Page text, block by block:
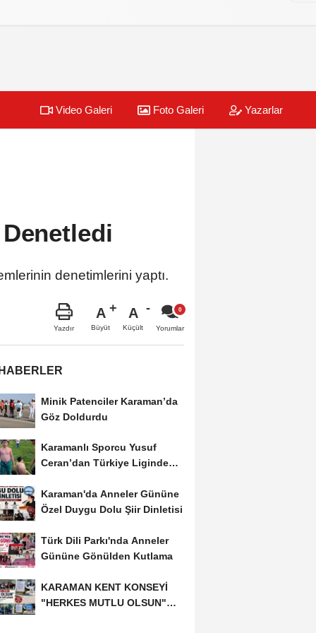
Video Galeri Foto Galeri Yazarlar
denetimlerini yaptı.
Yazdır
A
Büyüt
A
Küçült Yorumlar
Minik Patenciler Karaman’da
Göz Doldurdu
Karamanlı Sporcu Yusuf
Ceran’dan Türkiye Liginde
Karaman'da Anneler Gününe
Özel Duygu Dolu Şiir Dinletisi
Türk Dili Parkı'nda Anneler
Gününe Gönülden Kutlama
KARAMAN KENT KONSEYİ
"HERKES MUTLU OLSUN"